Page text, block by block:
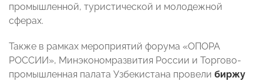
промышленной, туристической и молодежной
сферах.
Также в рамках мероприятий форума «ОПОРА
РОССИИ», Минэкономразвития России и Торгово-
промышленная палата Узбекистана провели биржу